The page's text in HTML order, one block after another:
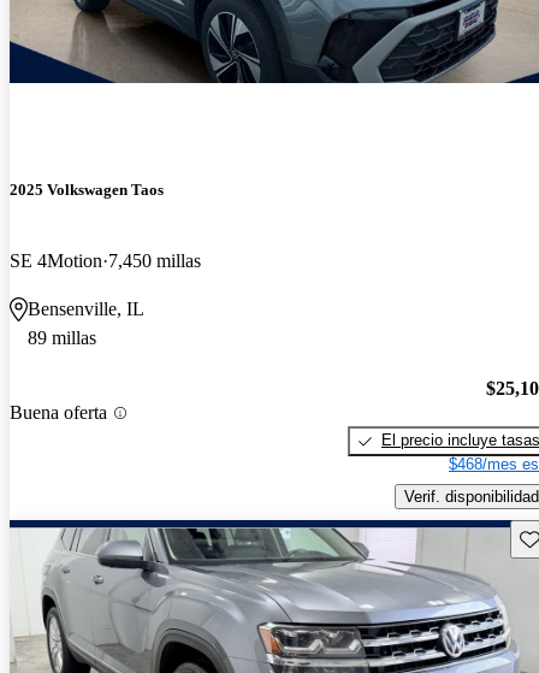
2025 Volkswagen Taos
SE 4Motion 7,450 millas
Bensenville, IL
89 millas
Buena oferta
El precio incluye tasas
$468/mes
Verif. disponibilidad